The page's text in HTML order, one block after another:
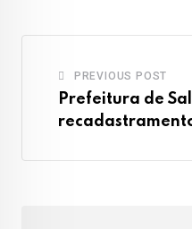
PREVIOUS POST
Prefeitura de